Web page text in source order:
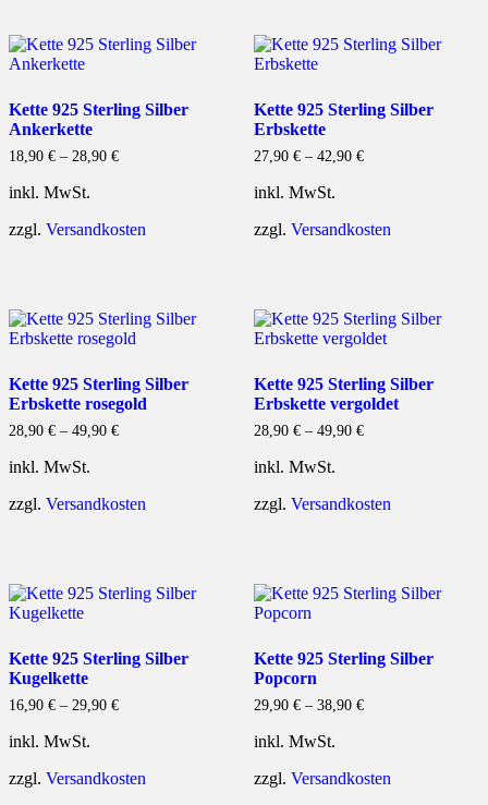
Kette 925 Sterling Silber
Ankerkette
18,90 € – 28,90 €
inkl. MwSt.
zzgl. Versandkosten
Kette 925 Sterling Silber
Erbskette
27,90 €– 42,90 €
inkl. MwSt.
zzgl. Versandkosten
Kette 925 Sterling Silber
Erbskette rosegold
28,90 € – 49,90 €
inkl. MwSt.
zzgl. Versandkosten
Kette 925 Sterling Silber
Erbskette vergoldet
28,90 €– 49,90 €
inkl. MwSt.
zzgl. Versandkosten
Kette 925 Sterling Silber
Kugelkette
16,90 € – 29,90 €
inkl. MwSt.
zzgl. Versandkosten
Kette 925 Sterling Silber
Popcorn
29,90 €– 38,90 €
inkl. MwSt.
zzgl. Versandkosten